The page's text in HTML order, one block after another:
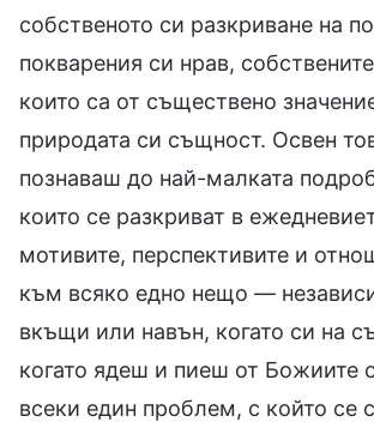
собственото си разкриване на
покварения си нрав,
които са от съществено
природата си същност. Освен
познаваш до най-малката
които се разкриват в
мотивите, перспективите и
към всяко едно нещо —
вкъщи или навън, когато си на
когато ядеш и пиеш от Божиите
всеки един проблем, с който се